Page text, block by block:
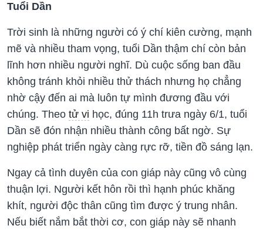
Tuổi Dần
Trời sinh là những người có ý chí kiên cường, mạnh
mẽ và nhiều tham vọng, tuổi Dần thậm chí còn bản
lĩnh hơn nhiều người nghĩ. Dù cuộc sống ban đầu
không tránh khỏi nhiều thử thách nhưng họ chẳng
nhờ cậy đến ai mà luôn tự mình đương đầu với
chúng. Theo tử vi học, đúng 11h trưa ngày 6/1, tuổi
Dần sẽ đón nhận nhiều thành công bất ngờ. Sự
nghiệp phát triển ngày càng rực rỡ, tiền đồ sáng lạn.
Ngay cả tình duyên của con giáp này cũng vô cùng
thuận lợi. Người kết hôn rồi thì hạnh phúc khăng
khít, người độc thân cũng tìm được ý trung nhân.
Nếu biết nắm bắt thời cơ, con giáp này sẽ nhanh